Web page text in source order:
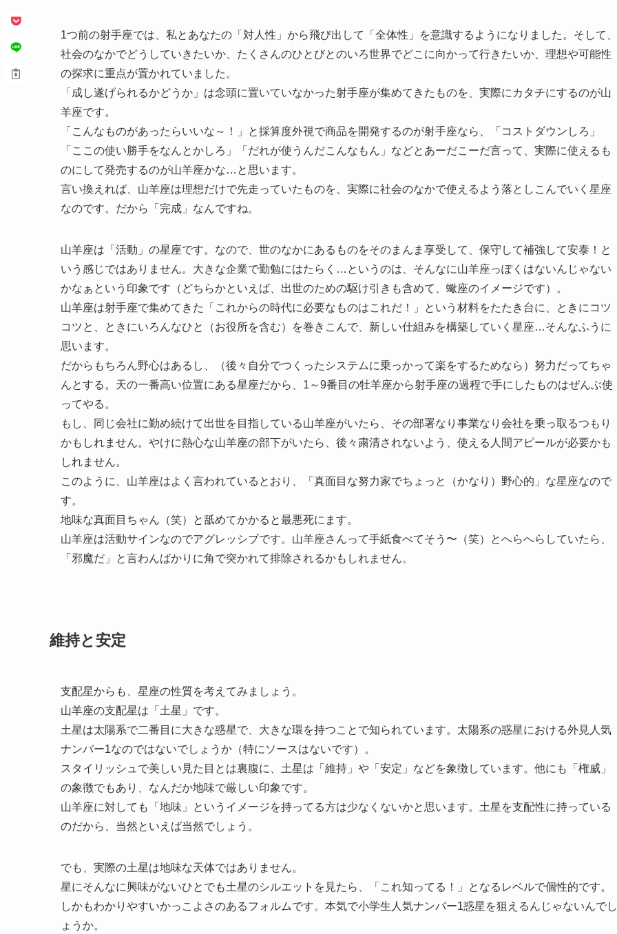
1つ前の射手座では、私とあなたの「対人性」から飛び出して「全体性」を意識するようになりました。そして、
社会のなかでどうしていきたいか、たくさんのひとびとのいろ世界でどこに向かって行きたいか、理想や可能性
の探求に重点が置かれていました。
「成し遂げられるかどうか」は念頭に置いていなかった射手座が集めてきたものを、実際にカタチにするのが山
羊座です。
「こんなものがあったらいいな～！」と採算度外視で商品を開発するのが射手座なら、「コストダウンしろ」
「ここの使い勝手をなんとかしろ」「だれが使うんだこんなもん」などとあーだこーだ言って、実際に使えるも
のにして発売するのが山羊座かな…と思います。
言い換えれば、山羊座は理想だけで先走っていたものを、実際に社会のなかで使えるよう落としこんでいく星座
なのです。だから「完成」なんですね。
山羊座は「活動」の星座です。なので、世のなかにあるものをそのまんま享受して、保守して補強して安泰！と
いう感じではありません。大きな企業で勤勉にはたらく…というのは、そんなに山羊座っぽくはないんじゃない
かなぁという印象です（どちらかといえば、出世のための駆け引きも含めて、蠍座のイメージです）。
山羊座は射手座で集めてきた「これからの時代に必要なものはこれだ！」という材料をたたき台に、ときにコツ
コツと、ときにいろんなひと（お役所を含む）を巻きこんで、新しい仕組みを構築していく星座…そんなふうに
思います。
だからもちろん野心はあるし、（後々自分でつくったシステムに乗っかって楽をするためなら）努力だってちゃ
んとする。天の一番高い位置にある星座だから、1～9番目の牡羊座から射手座の過程で手にしたものはぜんぶ使
ってやる。
もし、同じ会社に勤め続けて出世を目指している山羊座がいたら、その部署なり事業なり会社を乗っ取るつもり
かもしれません。やけに熱心な山羊座の部下がいたら、後々粛清されないよう、使える人間アピールが必要かも
しれません。
このように、山羊座はよく言われているとおり、「真面目な努力家でちょっと（かなり）野心的」な星座なので
す。
地味な真面目ちゃん（笑）と舐めてかかると最悪死にます。
山羊座は活動サインなのでアグレッシブです。山羊座さんって手紙食べてそう〜（笑）とへらへらしていたら、
「邪魔だ」と言わんばかりに角で突かれて排除されるかもしれません。
維持と安定
支配星からも、星座の性質を考えてみましょう。
山羊座の支配星は「土星」です。
土星は太陽系で二番目に大きな惑星で、大きな環を持つことで知られています。太陽系の惑星における外見人気
ナンバー1なのではないでしょうか（特にソースはないです）。
スタイリッシュで美しい見た目とは裏腹に、土星は「維持」や「安定」などを象徴しています。他にも「権威」
の象徴でもあり、なんだか地味で厳しい印象です。
山羊座に対しても「地味」というイメージを持ってる方は少なくないかと思います。土星を支配性に持っている
のだから、当然といえば当然でしょう。
でも、実際の土星は地味な天体ではありません。
星にそんなに興味がないひとでも土星のシルエットを見たら、「これ知ってる！」となるレベルで個性的です。
しかもわかりやすいかっこよさのあるフォルムです。本気で小学生人気ナンバー1惑星を狙えるんじゃないんでし
ょうか。